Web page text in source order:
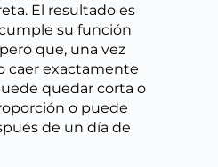
El resultado es
su función
que, una vez
caer exactamente
quedar corta o
o puede
de un día de